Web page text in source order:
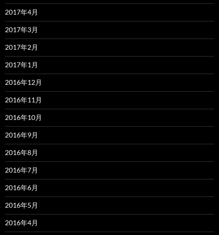
2017年4月
2017年3月
2017年2月
2017年1月
2016年12月
2016年11月
2016年10月
2016年9月
2016年8月
2016年7月
2016年6月
2016年5月
2016年4月